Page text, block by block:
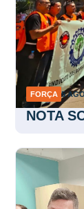
FORÇA 5
NOTA